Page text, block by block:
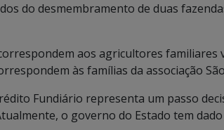
do desmembramento de duas
aos agricultores familiares
às famílias da associação
Fundiário representa um passo
o governo do Estado tem